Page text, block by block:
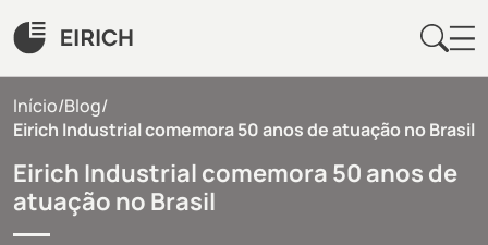
Início/Blog/
Eirich Industrial comemora 50 anos de atuação no Brasil
Eirich Industrial comemora 50 anos de
atuação no Brasil